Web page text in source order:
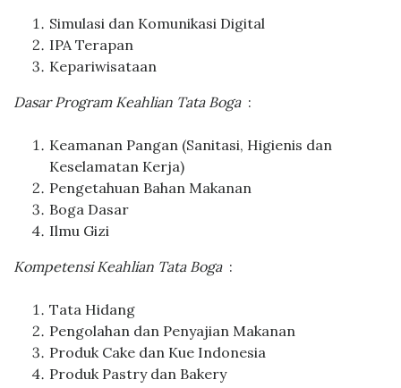
Simulasi dan Komunikasi Digital
IPA Terapan
Kepariwisataan
Dasar Program Keahlian Tata Boga:
Keamanan Pangan (Sanitasi, Higienis dan
Keselamatan Kerja)
Pengetahuan Bahan Makanan
Boga Dasar
Ilmu Gizi
Kompetensi Keahlian Tata Boga:
Tata Hidang
Pengolahan dan Penyajian Makanan
Produk Cake dan Kue Indonesia
Produk Pastry dan Bakery